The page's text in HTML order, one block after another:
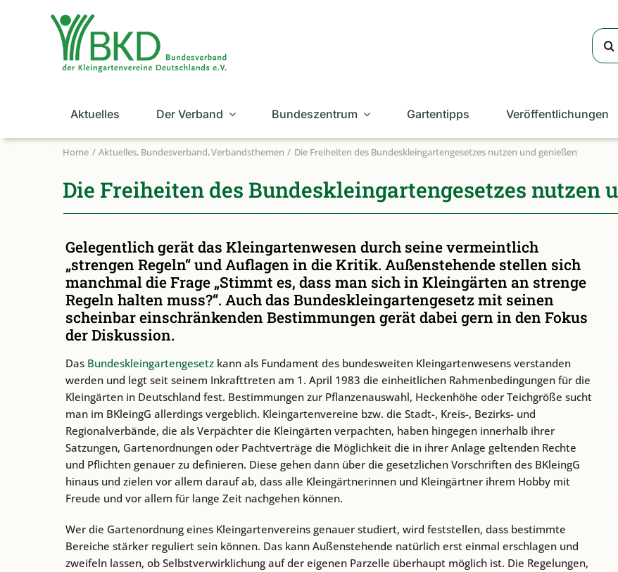
Suche
nach:
Aktuelles Der Verband Bundeszentrum Gartentipps Veröffentlichungen
Home Aktuelles Bundesverband Verbandsthemen Die Freiheiten des Bundeskleingartengesetzes nutzen und genießen
Die Freiheiten des Bundeskleingartengesetzes nutzen
Gelegentlich gerät das Kleingartenwesen durch seine vermeintlich
„strengen Regeln“ und Auflagen in die Kritik. Außenstehende stellen sich
manchmal die Frage „Stimmt es, dass man sich in Kleingärten an strenge
Regeln halten muss?“. Auch das Bundeskleingartengesetz mit seinen
scheinbar einschränkenden Bestimmungen gerät dabei gern in den Fokus
der Diskussion.
Das Bundeskleingartengesetzkann als Fundament des bundesweiten Kleingartenwesens verstanden
werden und legt seit seinem Inkrafttreten am 1. April 1983 die einheitlichen Rahmenbedingungen für die
Kleingärten in Deutschland fest. Bestimmungen zur Pflanzenauswahl, Heckenhöhe oder Teichgröße sucht
man im BKleingG allerdings vergeblich. Kleingartenvereine bzw. die Stadt-, Kreis-, Bezirks- und
Regionalverbände, die als Verpächter die Kleingärten verpachten, haben hingegen innerhalb ihrer
Satzungen, Gartenordnungen oder Pachtverträge die Möglichkeit die in ihrer Anlage geltenden Rechte
und Pflichten genauer zu definieren. Diese gehen dann über die gesetzlichen Vorschriften des BKleingG
hinaus und zielen vor allem darauf ab, dass alle Kleingärtnerinnen und Kleingärtner ihrem Hobby mit
Freude und vor allem für lange Zeit nachgehen können.
Wer die Gartenordnung eines Kleingartenvereins genauer studiert, wird feststellen, dass bestimmte
Bereiche stärker reguliert sein können. Das kann Außenstehende natürlich erst einmal erschlagen und
zweifeln lassen, ob Selbstverwirklichung auf der eigenen Parzelle überhaupt möglich ist. Die Regelungen,